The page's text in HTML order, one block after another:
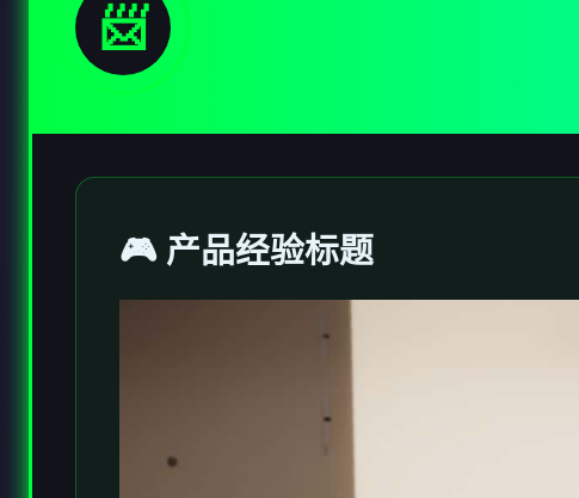
📨
🎮 产品经验标题